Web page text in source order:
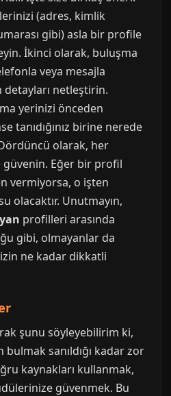
(adres, kimlik
gibi) asla bir profile
İkinci olarak, buluşma
veya mesajla
netleştirin.
yerinizi önceden
tanıdığınız birine nerede
olarak, her
Eğer bir profil
vermiyorsa, o işten
olacaktır. Unutmayın,
profilleri arasında
gibi, olmayanlar da
ne kadar dikkatli
şunu söyleyebilirim ki,
bulmak sanıldığı kadar zor
kaynakları kullanmak,
güvenmek. Bu